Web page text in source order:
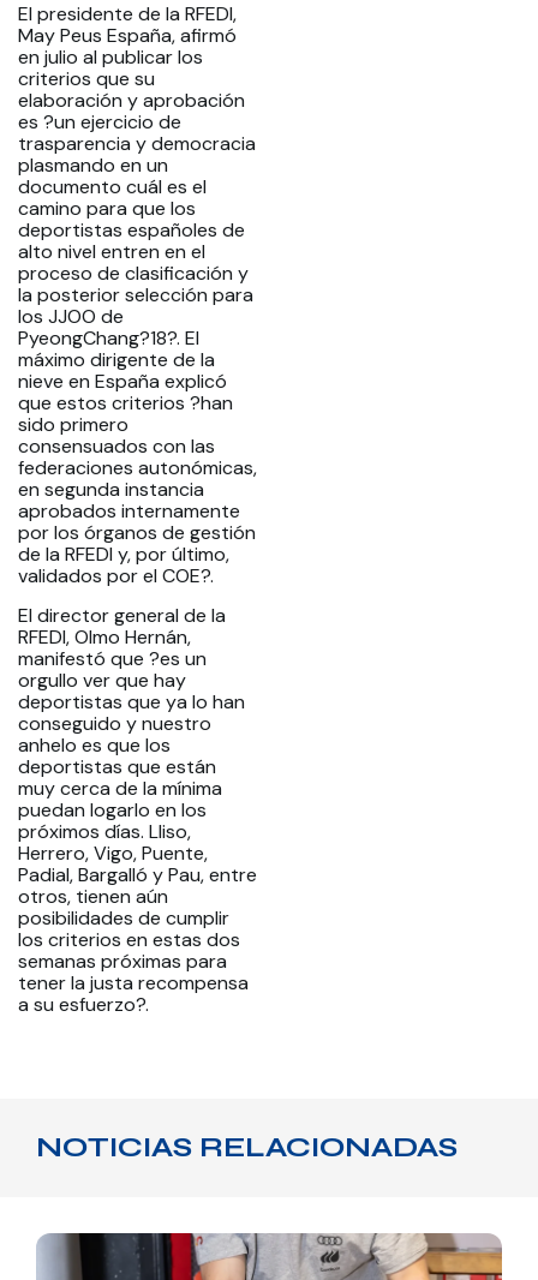
El presidente de la RFEDI,
May Peus España, afirmó
en julio al publicar los
criterios que su
elaboración y aprobación
es ?un ejercicio de
trasparencia y democracia
plasmando en un
documento cuál es el
camino para que los
deportistas españoles de
alto nivel entren en el
proceso de clasificación y
la posterior selección para
los JJOO de
PyeongChang?18?. El
máximo dirigente de la
nieve en España explicó
que estos criterios ?han
sido primero
consensuados con las
federaciones autonómicas,
en segunda instancia
aprobados internamente
por los órganos de gestión
de la RFEDI y, por último,
validados por el COE?.
El director general de la
RFEDI, Olmo Hernán,
manifestó que ?es un
orgullo ver que hay
deportistas que ya lo han
conseguido y nuestro
anhelo es que los
deportistas que están
muy cerca de la mínima
puedan logarlo en los
próximos días. Lliso,
Herrero, Vigo, Puente,
Padial, Bargalló y Pau, entre
otros, tienen aún
posibilidades de cumplir
los criterios en estas dos
semanas próximas para
tener la justa recompensa
a su esfuerzo?.
NOTICIAS RELACIONADAS